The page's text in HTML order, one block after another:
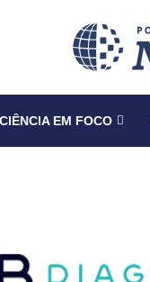
CIÊNCIA EM FOCO